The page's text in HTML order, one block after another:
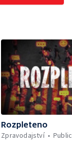
Rozpleteno
Zpravodajství